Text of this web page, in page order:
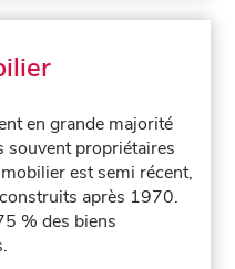
en grande majorité
souvent propriétaires
est semi récent,
après 1970.
% des biens